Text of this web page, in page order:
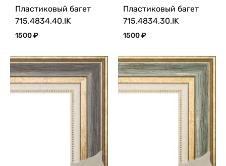
Пластиковый багет
715.4834.40.IK
1500₽
Пластиковый багет
715.4834.30.IK
1500₽